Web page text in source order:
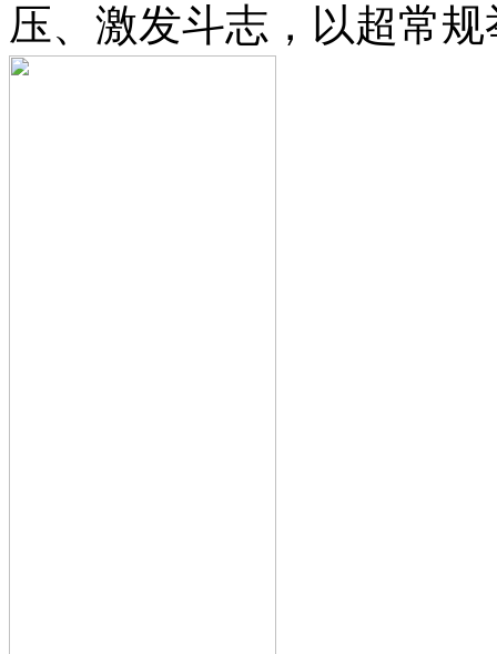
压、激发斗志，以超常